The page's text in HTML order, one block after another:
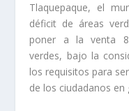
Tlaquepaque, el
déficit de áreas
poner a la venta
verdes, bajo la
los requisitos para
de los ciudadanos en